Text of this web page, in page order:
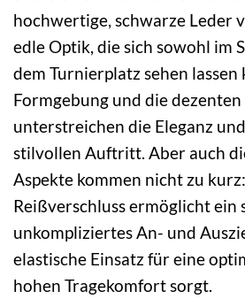
hochwertige, schwarze Leder
edle Optik, die sich sowohl im
dem Turnierplatz sehen lassen
Formgebung und die
unterstreichen die Eleganz
stilvollen Auftritt. Aber auch
Aspekte kommen nicht zu
Reißverschluss ermöglicht ein
unkompliziertes An- und
elastische Einsatz für eine
hohen Tragekomfort sorgt.